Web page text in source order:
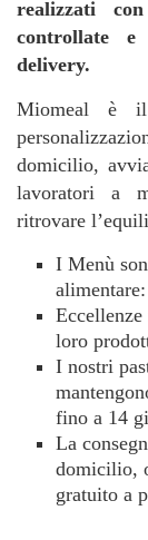
realizzati
controllate
delivery.
Miomeal è il
domicilio,
lavoratori a
ritrovare
I Menù
loro
I nostri
fino a 14
La
domicilio,
gratuito a